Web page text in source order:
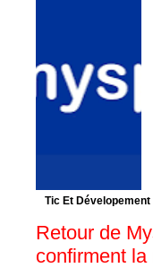
Tic Et Dévelopement
Retour de
confirment la